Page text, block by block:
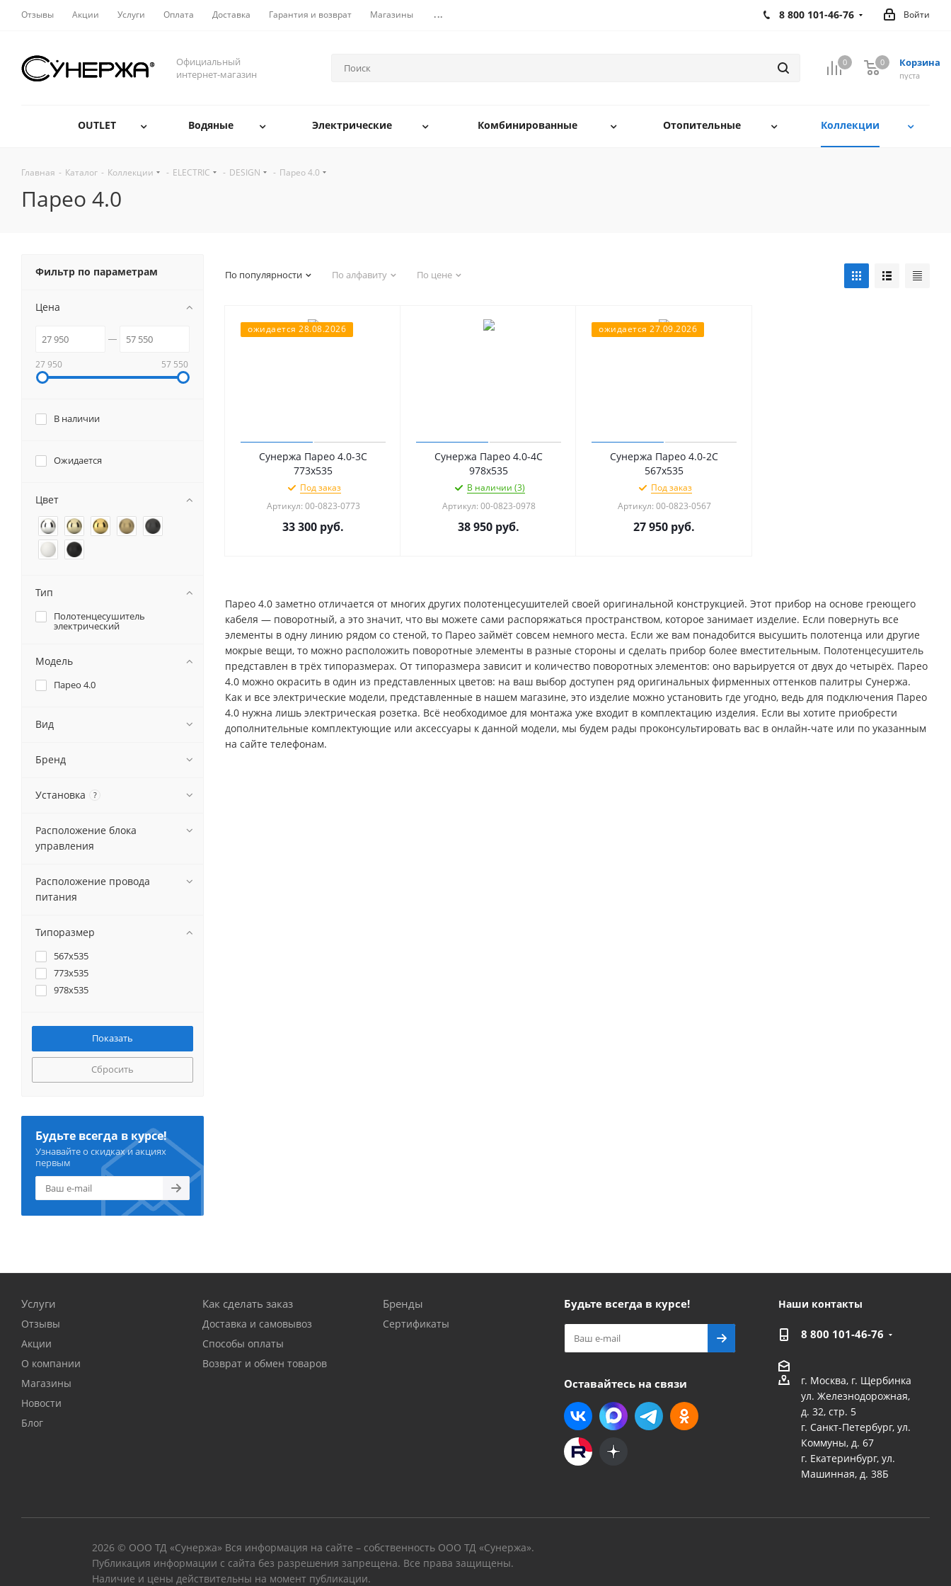
Отзывы Акции Услуги Оплата Доставка Гарантия и возврат Магазины ... Войти
8 800 101-46-76
Официальный
интернет-магазин
0 Корзина
0
пуста
0
OUTLET Водяные Электрические Комбинированные Отопительные Коллекции
Главная - Каталог - Коллекции - ELECTRIC - DESIGN - Парео 4.0
Парео 4.0
По популярности По алфавиту По цене
ожидается 28.08.2026
Сунержа Парео 4.0-3С
773х535
Под заказ
Артикул: 00-0823-0773
33 300 руб.
Сунержа Парео 4.0-4С
978х535
В наличии (3)
Артикул: 00-0823-0978
38 950 руб.
ожидается 27.09.2026
Сунержа Парео 4.0-2С
567х535
Под заказ
Артикул: 00-0823-0567
27 950 руб.
Парео 4.0 заметно отличается от многих других полотенцесушителей своей оригинальной конструкцией. Этот прибор на основе греющего
кабеля — поворотный, а это значит, что вы можете сами распоряжаться пространством, которое занимает изделие. Если повернуть все
элементы в одну линию рядом со стеной, то Парео займёт совсем немного места. Если же вам понадобится высушить полотенца или другие
мокрые вещи, то можно расположить поворотные элементы в разные стороны и сделать прибор более вместительным. Полотенцесушитель
представлен в трёх типоразмерах. От типоразмера зависит и количество поворотных элементов: оно варьируется от двух до четырёх. Парео
4.0 можно окрасить в один из представленных цветов: на ваш выбор доступен ряд оригинальных фирменных оттенков палитры Сунержа.
Как и все электрические модели, представленные в нашем магазине, это изделие можно установить где угодно, ведь для подключения Парео
4.0 нужна лишь электрическая розетка. Всё необходимое для монтажа уже входит в комплектацию изделия. Если вы хотите приобрести
дополнительные комплектующие или аксессуары к данной модели, мы будем рады проконсультировать вас в онлайн-чате или по указанным
на сайте телефонам.
Фильтр по параметрам
Цена
27 950 57 550
В наличии
Ожидается
Цвет
Тип
Полотенцесушитель
электрический
Модель
Парео 4.0
Вид
Бренд
Установка ?
Расположение блока
управления
Расположение провода
питания
Типоразмер
567x535
773x535
978x535
Сбросить
Будьте всегда в курсе!
Узнавайте о скидках и акциях
первым
Услуги
Отзывы
Акции
О компании
Магазины
Новости
Блог
Как сделать заказ
Доставка и самовывоз
Способы оплаты
Возврат и обмен товаров
Бренды
Сертификаты
Будьте всегда в курсе!
Оставайтесь на связи
Наши контакты
8 800 101-46-76
г. Москва, г. Щербинка
ул. Железнодорожная,
д. 32, стр. 5
г. Санкт-Петербург, ул.
Коммуны, д. 67
г. Екатеринбург, ул.
Машинная, д. 38Б
2026 © ООО ТД «Сунержа» Вся информация на сайте – собственность ООО ТД «Сунержа».
Публикация информации с сайта без разрешения запрещена. Все права защищены.
Наличие и цены действительны на момент публикации.